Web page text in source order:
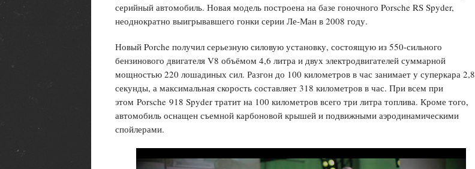
серийный автомобиль. Новая модель построена на базе гоночного Porsche RS Spyder,
неоднократно выигрывавшего гонки серии Ле-Ман в 2008 году.
Новый Porche получил серьезную силовую установку, состоящую из 550-сильного
бензинового двигателя V8 объёмом 4,6 литра и двух электродвигателей суммарной
мощностью 220 лошадиных сил. Разгон до 100 километров в час занимает у суперкара 2,8
секунды, а максимальная скорость составляет 318 километров в час. При всем при
этом Porsche 918 Spyder тратит на 100 километров всего три литра топлива. Кроме того,
автомобиль оснащен съемной карбоновой крышей и подвижными аэродинамическими
спойлерами.